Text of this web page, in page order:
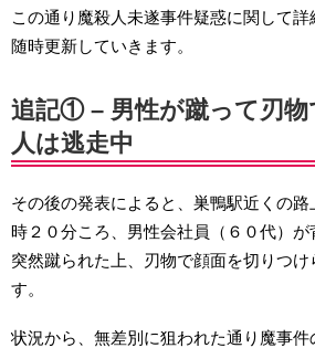
この通り魔殺人未遂事件疑惑に関して詳
随時更新していきます。
追記① – 男性が蹴って刃物
人は逃走中
その後の発表によると、巣鴨駅近くの路
時２０分ころ、男性会社員（６０代）が
突然蹴られた上、刃物で顔面を切りつ
す。
状況から、無差別に狙われた通り魔事件